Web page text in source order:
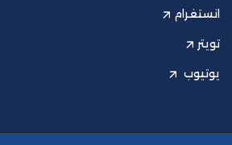
انستغرام
تويتر
يوتيوب